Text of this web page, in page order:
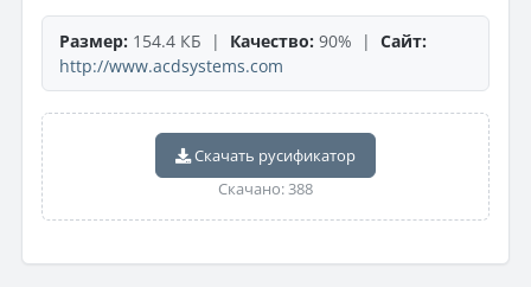
Размер: 154.4 КБ | Качество: 90% | Сайт:
http://www.acdsystems.com
Скачать русификатор
Скачано: 388